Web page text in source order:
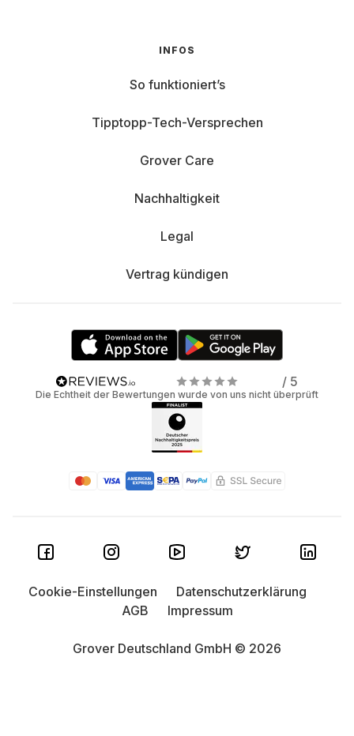
INFOS
So funktioniert’s
Tipptopp-Tech-Versprechen
Grover Care
Nachhaltigkeit
Legal
Vertrag kündigen
/ 5
Die Echtheit der Bewertungen wurde von uns nicht überprüft
Grover Deutschland GmbH © 2026
Cookie-Einstellungen
Datenschutzerklärung
AGB
Impressum